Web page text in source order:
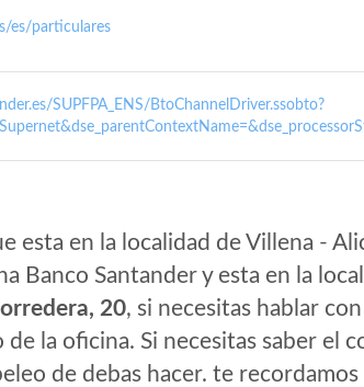
es/particulares
SUPFPA_ENS/BtoChannelDriver.ssobto?
esta en la localidad de Villena -
Banco Santander y esta en la
20, si necesitas hablar
la oficina. Si necesitas saber el
de debas hacer. te recordamos